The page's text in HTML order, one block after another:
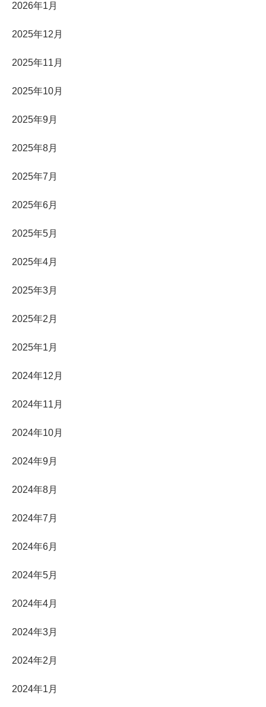
2026年1月
2025年12月
2025年11月
2025年10月
2025年9月
2025年8月
2025年7月
2025年6月
2025年5月
2025年4月
2025年3月
2025年2月
2025年1月
2024年12月
2024年11月
2024年10月
2024年9月
2024年8月
2024年7月
2024年6月
2024年5月
2024年4月
2024年3月
2024年2月
2024年1月